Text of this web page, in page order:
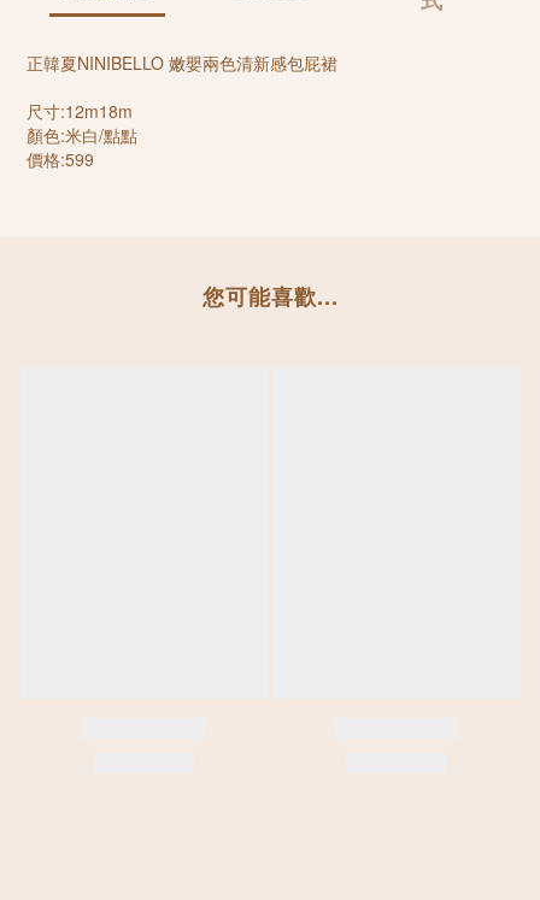
正韓夏NINIBELLO 嫩嬰兩色清新感包屁裙
尺寸:12m18m
顏色:米白/點點
價格:599
您可能喜歡...